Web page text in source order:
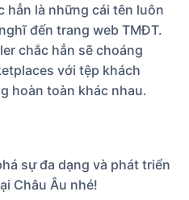
hẳn là những cái tên luôn
đến trang web TMĐT.
chắc hẳn sẽ choáng
với tệp khách
hoàn toàn khác nhau.
sự đa dạng và phát triển
Châu Âu nhé!